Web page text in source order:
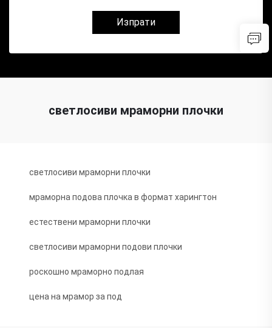
Изпрати
светлосиви мраморни плочки
светлосиви мраморни плочки
мраморна подова плочка в формат харингтон
естествени мраморни плочки
светлосиви мраморни подови плочки
роскошно мраморно подлая
цена на мрамор за под